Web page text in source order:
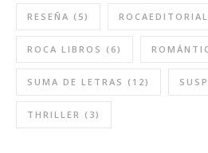
RESEÑA (5) ROCAEDITORIAL
ROCA LIBROS (6)
SUMA DE LETRAS (12)
THRILLER (3)